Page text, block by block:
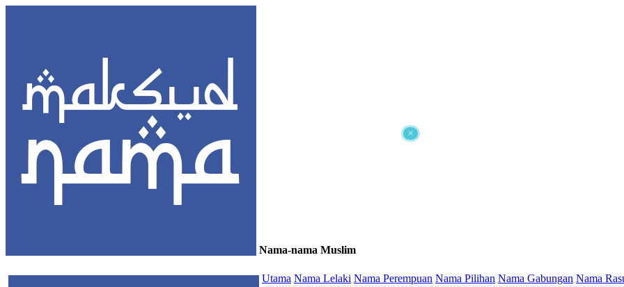
×
Nama-nama Muslim
Utama Nama Lelaki Nama Perempuan Nama Pilihan Nama Gabungan Nama